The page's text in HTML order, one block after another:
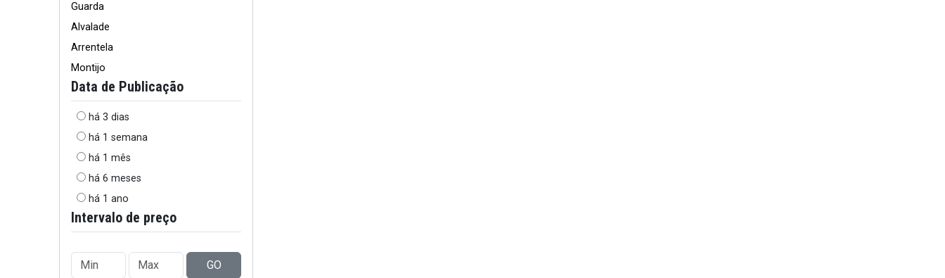
Guarda
Alvalade
Arrentela
Montijo
Data de Publicação
há 3 dias
há 1 semana
há 1 mês
há 6 meses
há 1 ano
Intervalo de preço
GO